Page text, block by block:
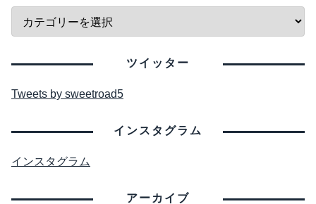
ツイッター
Tweets by sweetroad5
インスタグラム
インスタグラム
アーカイブ